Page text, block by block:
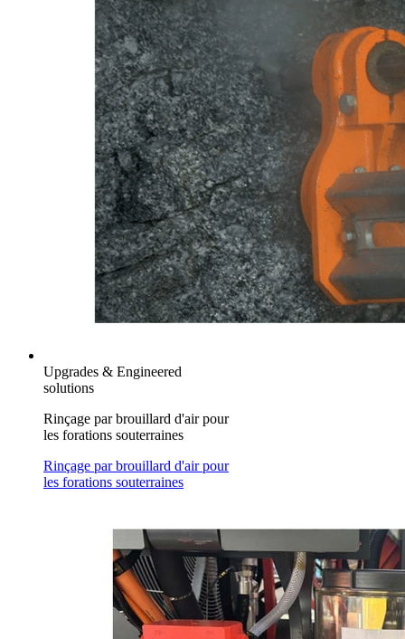
Upgrades & Engineered
solutions
Rinçage par brouillard d'air pour
les forations souterraines
Rinçage par brouillard d'air pour
les forations souterraines